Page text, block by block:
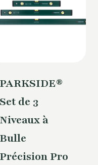
PARKSIDE®
Set de 3
Niveaux à
Bulle
Précision Pro